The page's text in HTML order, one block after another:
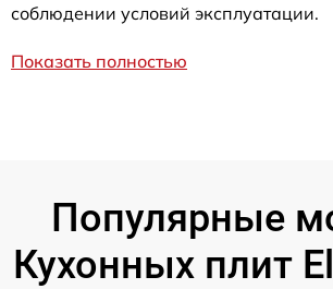
соблюдении условий эксплуатации.
Показать полностью
Популярные
Кухонных плит